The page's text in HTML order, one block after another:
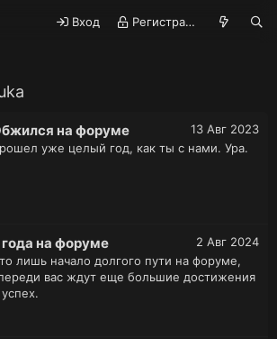
Вход Регистрация
13 Авг 2023
на форуме
уже целый год, как ты с нами. Ура.
2 Авг 2024
года на форуме
лишь начало долгого пути на форуме,
вас ждут еще большие достижения